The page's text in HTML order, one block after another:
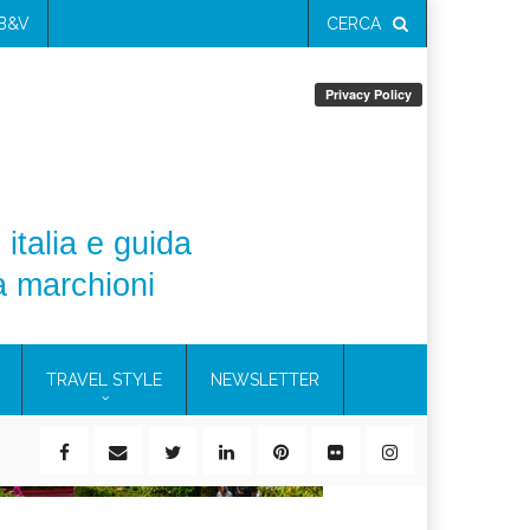
CERCA
italia e guida
marchioni
TRAVEL STYLE NEWSLETTER